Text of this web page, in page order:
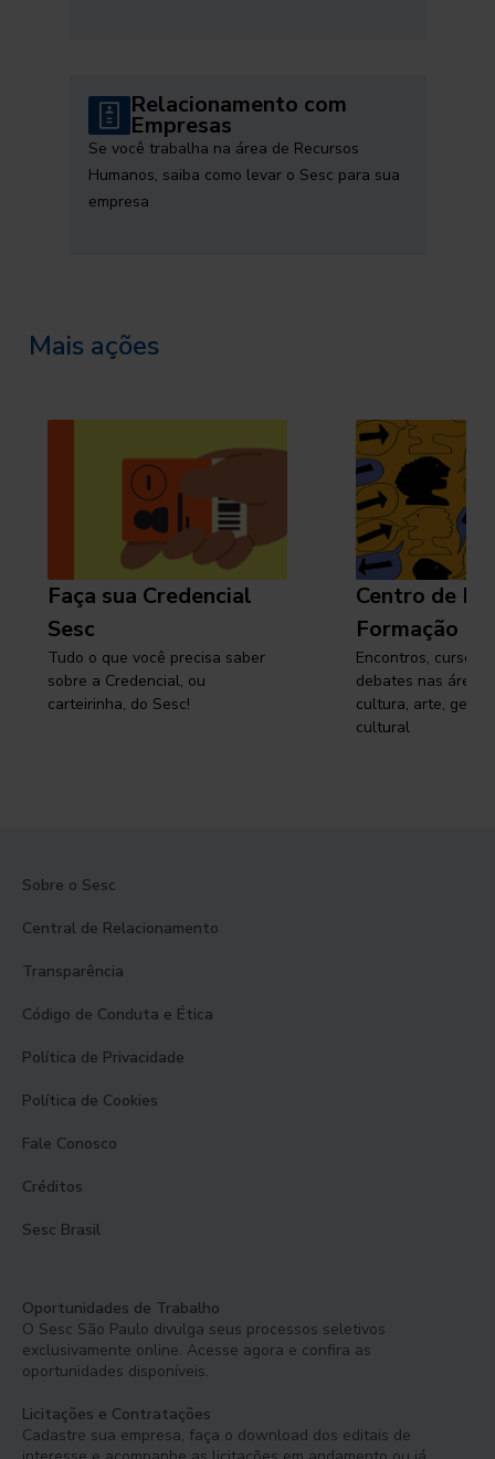
Relacionamento com
Empresas
Se você trabalha na área de Recursos
Humanos, saiba como levar o Sesc para sua
empresa
Mais ações
Faça sua Credencial
Sesc
Tudo o que você precisa saber
sobre a Credencial, ou
carteirinha, do Sesc!
Centro de
Formação
Encontros, cursos,
debates nas áreas
cultura, arte,
cultural
Sobre o Sesc
Central de Relacionamento
Transparência
Código de Conduta e Ética
Política de Privacidade
Política de Cookies
Fale Conosco
Créditos
Sesc Brasil
Oportunidades de Trabalho
O Sesc São Paulo divulga seus processos seletivos
exclusivamente online. Acesse agora e confira as
oportunidades disponíveis.
Licitações e Contratações
Cadastre sua empresa, faça o download dos editais de